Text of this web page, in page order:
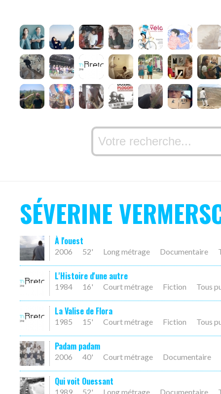
SÉVERINE
À l'ouest
2006 52' Long métrage Documentaire
L'Histoire d'une autre
1984 16' Court métrage Fiction Tous
La Valise de Flora
1985 15' Court métrage Fiction Tous
Padam padam
2006 40' Court métrage Documentaire
Qui voit Ouessant
1989 52' Long métrage Documentaire